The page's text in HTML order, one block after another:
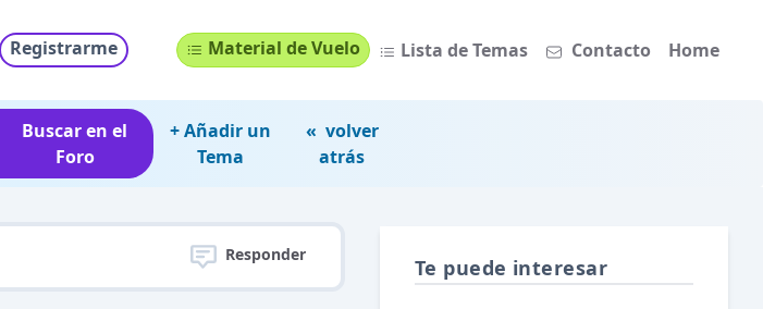
Registrarme Material de Vuelo Lista de Temas Contacto Home
Buscar en el
Foro
+ Añadir un
Tema
« volver
atrás
Responder
Te puede interesar